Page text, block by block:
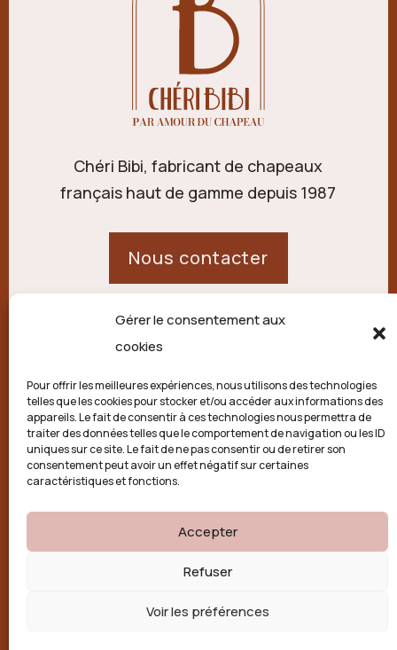
Gérer le consentement aux
cookies
Pour offrir les meilleures expériences, nous utilisons des technologies
telles que les cookies pour stocker et/ou accéder aux informations des
appareils. Le fait de consentir à ces technologies nous permettra de
traiter des données telles que le comportement de navigation ou les ID
uniques sur ce site. Le fait de ne pas consentir ou de retirer son
consentement peut avoir un effet négatif sur certaines
caractéristiques et fonctions.
Accepter
Refuser
Voir les préférences
Chéri Bibi, fabricant de chapeaux
français haut de gamme depuis 1987
Nous contacter
21 route de Palisse,
Politique de confidentialité
Conditions générales